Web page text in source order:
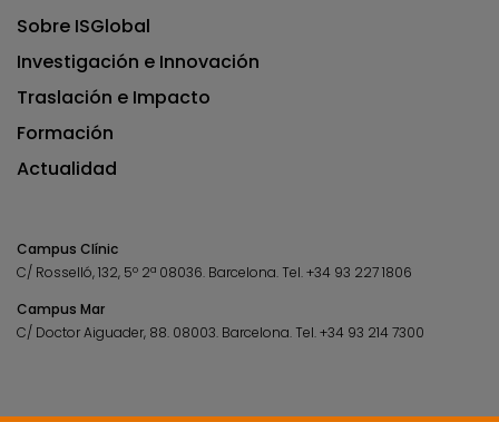
Sobre ISGlobal
Investigación e Innovación
Traslación e Impacto
Formación
Actualidad
Campus Clínic
C/ Rosselló, 132, 5º 2ª 08036. Barcelona.Tel.+34 93 227 1806
Campus Mar
C/ Doctor Aiguader, 88. 08003. Barcelona.Tel.+34 93 214 7300